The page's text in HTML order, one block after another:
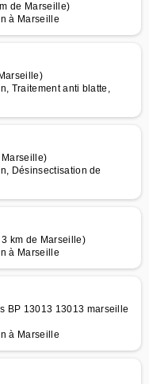
de Marseille)
à Marseille
Traitement anti blatte,
Désinsectisation de
km de Marseille)
à Marseille
BP 13013 13013 marseille
à Marseille